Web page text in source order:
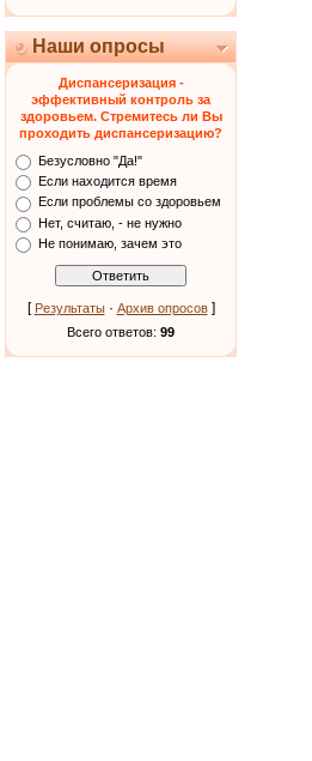
Наши опросы
Диспансеризация -
эффективный контроль за
здоровьем. Стремитесь ли Вы
проходить диспансеризацию?
Безусловно "Да!"
Если находится время
Если проблемы со здоровьем
Нет, считаю, - не нужно
Не понимаю, зачем это
[ Результаты· Архив опросов]
Всего ответов: 99